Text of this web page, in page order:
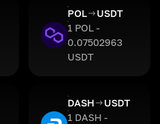
POL
USDT
1 POL -
0.07502963
USDT
DASH
USDT
1 DASH -